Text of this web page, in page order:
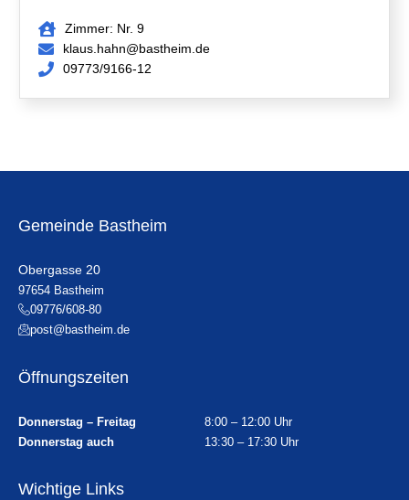
Zimmer: Nr. 9
klaus.hahn@bastheim.de
09773/9166-12
Gemeinde Bastheim
Obergasse 20
97654 Bastheim
09776/608-80
post@bastheim.de
Öffnungszeiten
Donnerstag – Freitag
8:00 – 12:00 Uhr
Donnerstag auch
13:30 – 17:30 Uhr
Wichtige Links